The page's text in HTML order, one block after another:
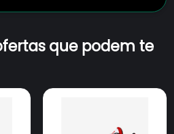
que podem te